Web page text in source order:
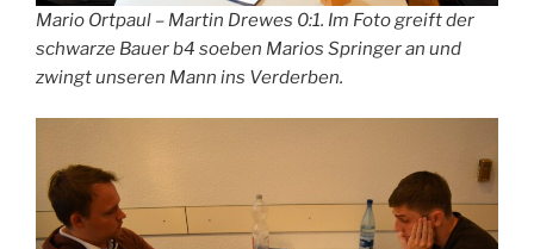
Mario Ortpaul – Martin Drewes 0:1. Im Foto greift der
schwarze Bauer b4 soeben Marios Springer an und
zwingt unseren Mann ins Verderben.